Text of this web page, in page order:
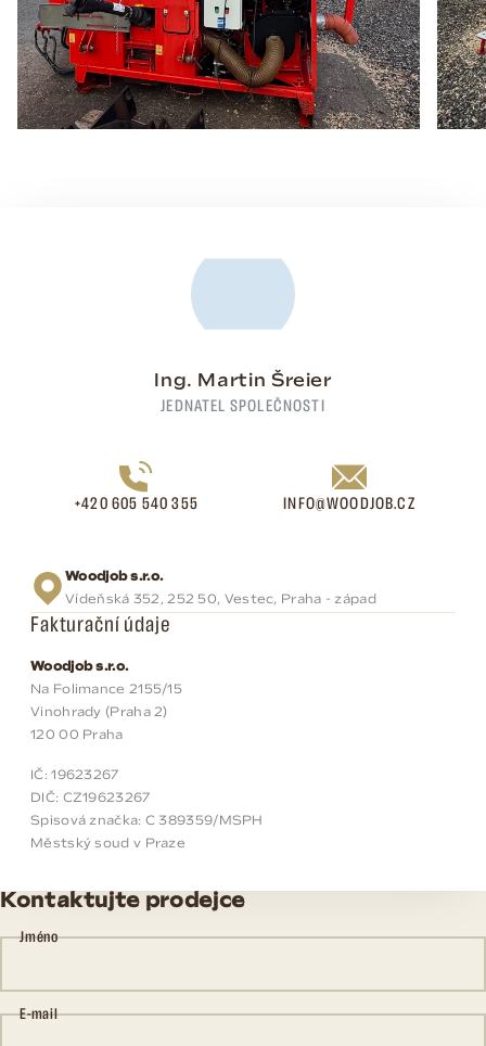
Ing. Martin Šreier
JEDNATEL SPOLEČNOSTI
+420 605 540 355 INFO@WOODJOB.CZ
Woodjob s.r.o.
Vídeňská 352, 252 50, Vestec, Praha - západ
Fakturační údaje
Woodjob s.r.o.
Na Folimance 2155/15
Vinohrady (Praha 2)
120 00 Praha
IČ: 19623267
DIČ: CZ19623267
Spisová značka: C 389359/MSPH
Městský soud v Praze
Kontaktujte prodejce
Jméno
E-mail